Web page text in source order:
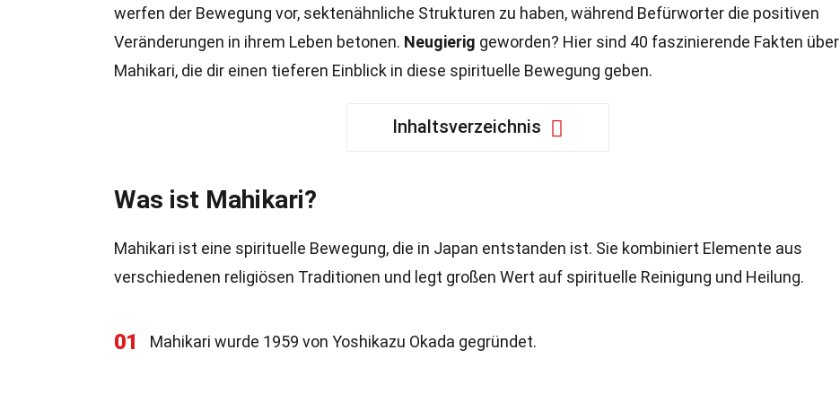
werfen der Bewegung vor, sektenähnliche Strukturen zu haben, während Befürworter die positiven
Veränderungen in ihrem Leben betonen. Neugierig geworden? Hier sind 40 faszinierende Fakten über
Mahikari, die dir einen tieferen Einblick in diese spirituelle Bewegung geben.
Inhaltsverzeichnis
Was ist Mahikari?
Mahikari ist eine spirituelle Bewegung, die in Japan entstanden ist. Sie kombiniert Elemente aus
verschiedenen religiösen Traditionen und legt großen Wert auf spirituelle Reinigung und Heilung.
01 Mahikari wurde 1959 von Yoshikazu Okada gegründet.